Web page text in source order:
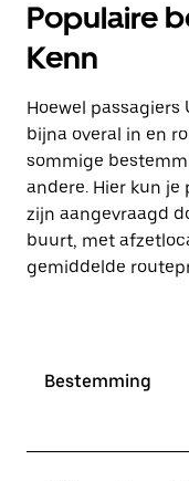
Populaire
Kenn
Hoewel
bijna overal in en
sommige
andere. Hier kun
zijn aangevraagd
buurt, met
gemiddelde
Bestemming